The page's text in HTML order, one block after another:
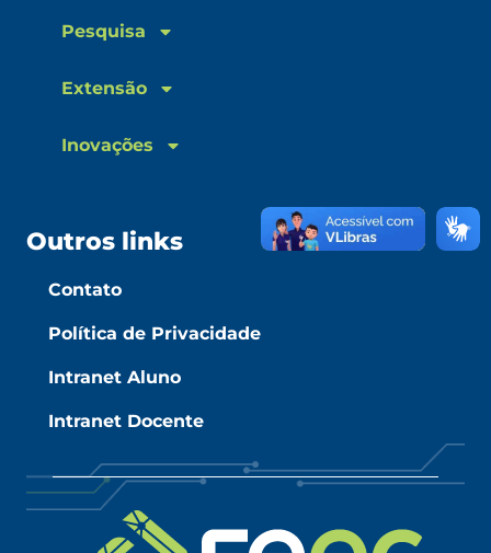
Pesquisa
Extensão
Inovações
Outros links
Contato
Política de Privacidade
Intranet Aluno
Intranet Docente